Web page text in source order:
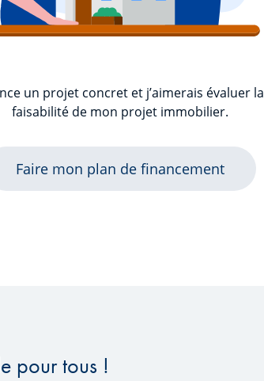
un projet concret et j’aimerais évaluer la
faisabilité de mon projet immobilier.
Faire mon plan de financement
pour tous !